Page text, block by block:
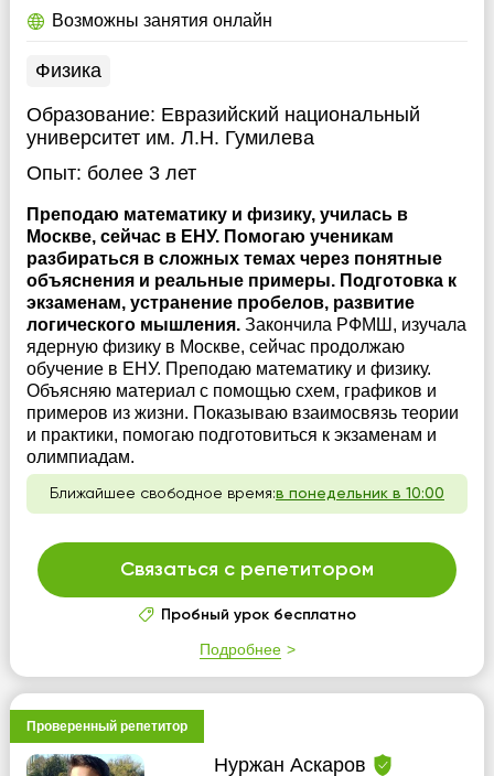
Возможны занятия онлайн
Физика
Образование: Евразийский национальный
университет им. Л.Н. Гумилева
Опыт: более 3 лет
Преподаю математику и физику, училась в
Москве, сейчас в ЕНУ. Помогаю ученикам
разбираться в сложных темах через понятные
объяснения и реальные примеры. Подготовка к
экзаменам, устранение пробелов, развитие
логического мышления. Закончила РФМШ, изучала
ядерную физику в Москве, сейчас продолжаю
обучение в ЕНУ. Преподаю математику и физику.
Объясняю материал с помощью схем, графиков и
примеров из жизни. Показываю взаимосвязь теории
и практики, помогаю подготовиться к экзаменам и
олимпиадам.
Ближайшее свободное время:в понедельник в 10:00
Связаться с репетитором
Пробный урок бесплатно
Подробнее
Проверенный репетитор
Нуржан Аскаров